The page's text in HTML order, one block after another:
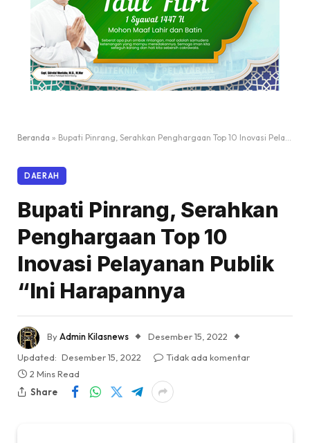
Beranda » Bupati Pinrang, Serahkan Penghargaan Top 10 Inovasi Pelayanan Publik “Ini Harapannya
DAERAH
Bupati Pinrang, Serahkan
Penghargaan Top 10
Inovasi Pelayanan Publik
“Ini Harapannya
ByAdmin Kilasnews
Desember 15, 2022
Updated: Desember 15, 2022
Tidak ada komentar
2 Mins Read
Share